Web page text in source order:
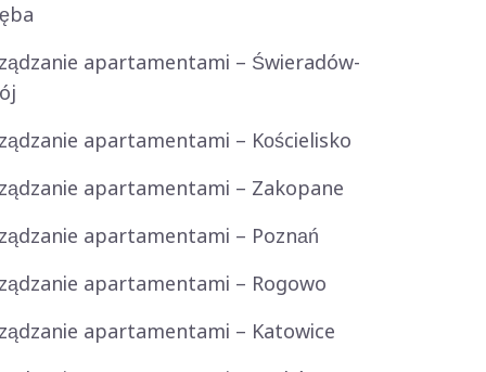
apartamentami – Świeradów-
apartamentami – Kościelisko
apartamentami – Zakopane
apartamentami – Poznań
apartamentami – Rogowo
apartamentami – Katowice